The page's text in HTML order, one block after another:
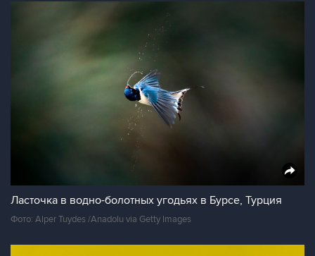
Ласточка в водно-болотных угодьях в Бурсе, Турция
Фото: Alper Tuydes /Anadolu via Getty Images